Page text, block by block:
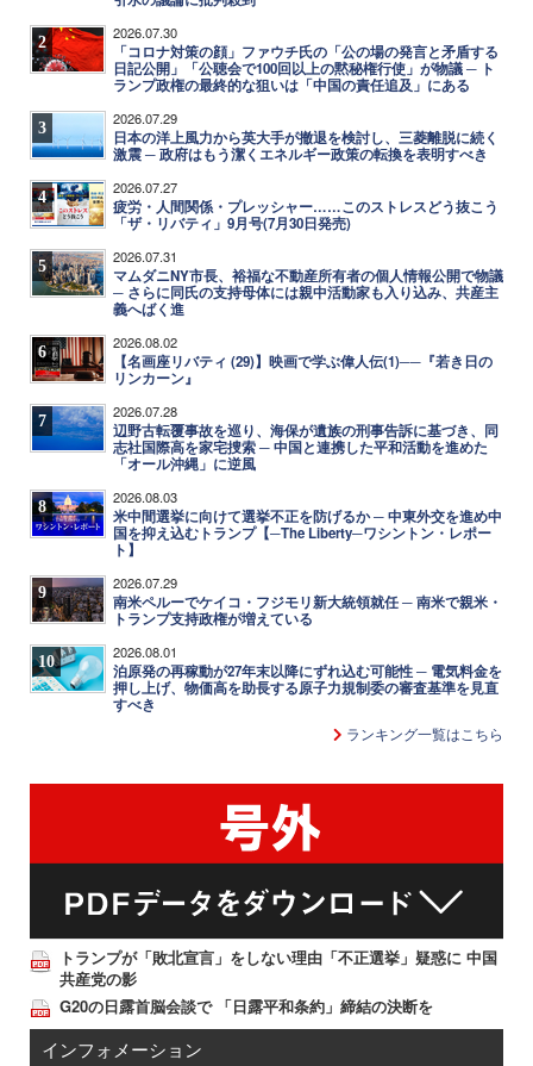
2 2026.07.30
「コロナ対策の顔」ファウチ氏の「公の場の発言と矛盾する
日記公開」「公聴会で100回以上の黙秘権行使」が物議 ─ ト
ランプ政権の最終的な狙いは「中国の責任追及」にある
3 2026.07.29
日本の洋上風力から英大手が撤退を検討し、三菱離脱に続く
激震 ─ 政府はもう潔くエネルギー政策の転換を表明すべき
4 2026.07.27
疲労・人間関係・プレッシャー……このストレスどう抜こう
「ザ・リバティ」9月号(7月30日発売)
5 2026.07.31
マムダニNY市長、裕福な不動産所有者の個人情報公開で物議
─ さらに同氏の支持母体には親中活動家も入り込み、共産主
義へばく進
6 2026.08.02
【名画座リバティ (29)】映画で学ぶ偉人伝(1)──『若き日の
リンカーン』
7 2026.07.28
辺野古転覆事故を巡り、海保が遺族の刑事告訴に基づき、同
志社国際高を家宅捜索 ─ 中国と連携した平和活動を進めた
「オール沖縄」に逆風
8 2026.08.03
米中間選挙に向けて選挙不正を防げるか ─ 中東外交を進め中
国を抑え込むトランプ【─The Liberty─ワシントン・レポー
ト】
9 2026.07.29
南米ペルーでケイコ・フジモリ新大統領就任 ─ 南米で親米・
トランプ支持政権が増えている
10 2026.08.01
泊原発の再稼動が27年末以降にずれ込む可能性 ─ 電気料金を
押し上げ、物価高を助長する原子力規制委の審査基準を見直
すべき
ランキング一覧はこちら
トランプが「敗北宣言」をしない理由「不正選挙」疑惑に 中国
共産党の影
G20の日露首脳会談で 「日露平和条約」締結の決断を
インフォメーション